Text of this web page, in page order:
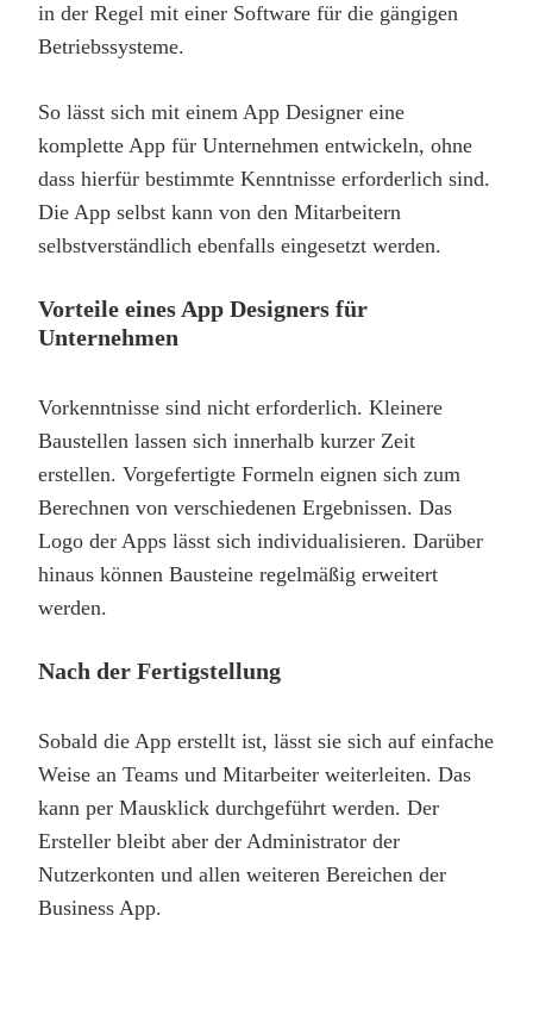
in der Regel mit einer Software für die gängigen
Betriebssysteme.
So lässt sich mit einem App Designer eine
komplette App für Unternehmen entwickeln, ohne
dass hierfür bestimmte Kenntnisse erforderlich sind.
Die App selbst kann von den Mitarbeitern
selbstverständlich ebenfalls eingesetzt werden.
Vorteile eines App Designers für
Unternehmen
Vorkenntnisse sind nicht erforderlich. Kleinere
Baustellen lassen sich innerhalb kurzer Zeit
erstellen. Vorgefertigte Formeln eignen sich zum
Berechnen von verschiedenen Ergebnissen. Das
Logo der Apps lässt sich individualisieren. Darüber
hinaus können Bausteine regelmäßig erweitert
werden.
Nach der Fertigstellung
Sobald die App erstellt ist, lässt sie sich auf einfache
Weise an Teams und Mitarbeiter weiterleiten. Das
kann per Mausklick durchgeführt werden. Der
Ersteller bleibt aber der Administrator der
Nutzerkonten und allen weiteren Bereichen der
Business App.